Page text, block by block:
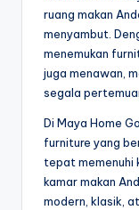
ruang makan
menyambut.
menemukan
juga menawan,
segala
Di Maya Home
furniture yang
tepat memenuhi
kamar makan
modern, klasik,